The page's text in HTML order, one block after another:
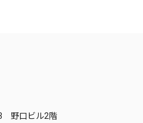
野口ビル2階